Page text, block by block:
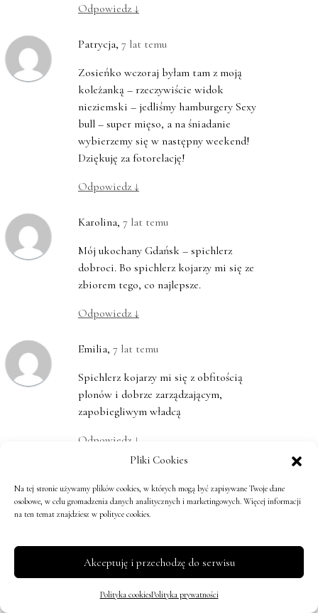
Pliki Cookies
Na tej stronie używamy plików cookies, w których mogą być zapisywane Twoje dane
osobowe, w celu gromadzenia danych analitycznych i marketingowych. Więcej informacji
na ten temat znajdziesz w polityce cookies.
Akceptuję i przechodzę do serwisu
Polityka cookiesPolityka prywatności
Odpowiedz ↓
Patrycja, 7 lat temu
Zosieńko wczoraj byłam tam z moją
koleżanką – rzeczywiście widok
nieziemski – jedliśmy hamburgery Sexy
bull – super mięso, a na śniadanie
wybierzemy się w następny weekend!
Dziękuję za fotorelację!
Odpowiedz ↓
Karolina, 7 lat temu
Mój ukochany Gdańsk – spichlerz
dobroci. Bo spichlerz kojarzy mi się ze
zbiorem tego, co najlepsze.
Odpowiedz ↓
Emilia, 7 lat temu
Spichlerz kojarzy mi się z obfitością
plonów i dobrze zarządzającym,
zapobiegliwym władcą
Odpowiedz ↓
Spichlerz to oaza dostatku, spokoju,
pełności. Trochę jak ja , babcia 50+,
dzieląca się tymi darami, które
zgromadziłam, ale jest jeszcze miejsca
trochę na nowe zasoby. Poznanie